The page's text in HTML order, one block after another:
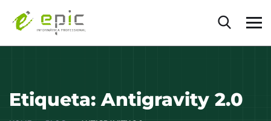
Etiqueta:Antigravity 2.0